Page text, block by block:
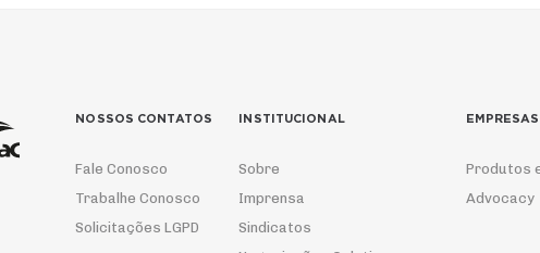
NOSSOS CONTATOS
Fale Conosco
Trabalhe Conosco
Solicitações LGPD
INSTITUCIONAL
Sobre
Imprensa
Sindicatos
EMPRESAS
Produtos
Advocacy